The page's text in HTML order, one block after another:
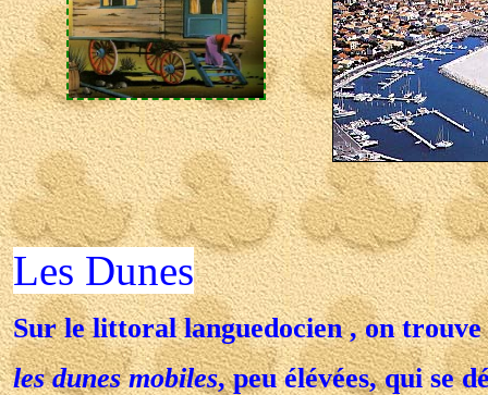
Les Dunes
Sur le littoral languedocien , on trouve
les dunes mobiles, peu élévées, qui se